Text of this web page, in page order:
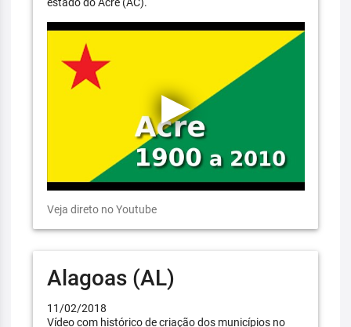
Veja direto no Youtube
Alagoas (AL)
11/02/2018
Vídeo com histórico de criação dos municípios no